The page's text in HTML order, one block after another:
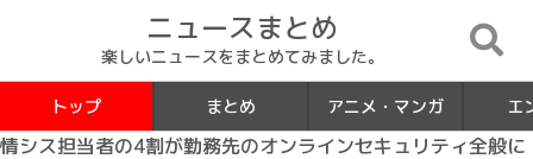
ニュースまとめ
楽しいニュースをまとめてみました。
トップ まとめ アニメ・マンガ エ
情シス担当者の4割が勤務先のオンラインセキュリティ全般に